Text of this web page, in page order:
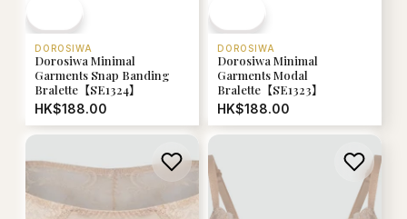
DOROSIWA
Dorosiwa Minimal
Garments Snap Banding
Bralette【SE1324】
HK$188.00
DOROSIWA
Dorosiwa Minimal
Garments Modal
Bralette【SE1323】
HK$188.00